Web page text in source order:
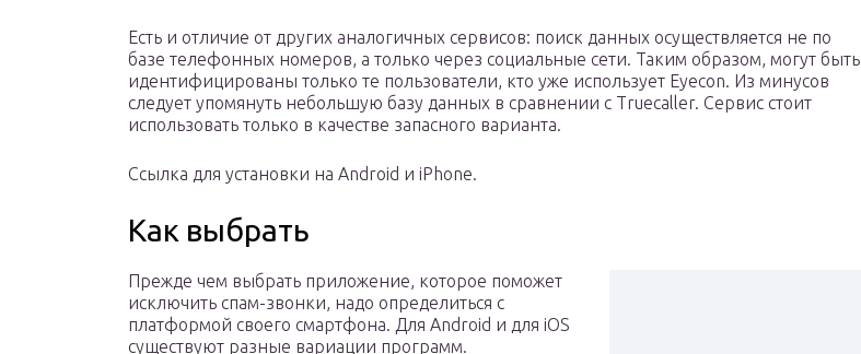
Есть и отличие от других аналогичных сервисов: поиск данных осуществляется не по
базе телефонных номеров, а только через социальные сети. Таким образом, могут быть
идентифицированы только те пользователи, кто уже использует Eyecon. Из минусов
следует упомянуть небольшую базу данных в сравнении с Truecaller. Сервис стоит
использовать только в качестве запасного варианта.
Ссылка для установки на Android и iPhone.
Как выбрать
Прежде чем выбрать приложение, которое поможет
исключить спам-звонки, надо определиться с
платформой своего смартфона. Для Android и для iOS
существуют разные вариации программ.